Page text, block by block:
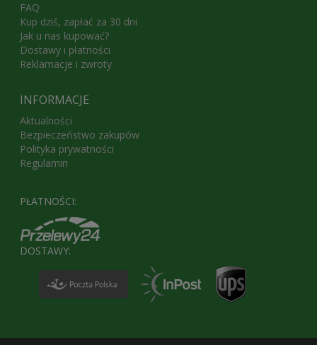
FAQ
Kup dziś, zapłać za 30 dni
Jak u nas kupować?
Dostawy i płatności
Reklamacje i zwroty
INFORMACJE
Aktualności
Bezpieczeństwo zakupów
Polityka prywatności
Regulamin
PŁATNOŚCI:
DOSTAWY: